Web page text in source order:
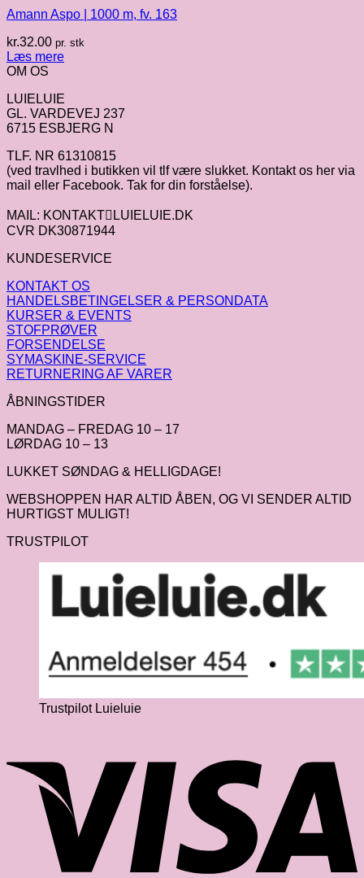
Amann Aspo | 1000 m, fv. 163
kr.32.00 pr. stk
Læs mere
OM OS
LUIELUIE
GL. VARDEVEJ 237
6715 ESBJERG N
TLF. NR 61310815
(ved travlhed i butikken vil tlf være slukket. Kontakt os her via
mail eller Facebook. Tak for din forståelse).
MAIL: KONTAKTLUIELUIE.DK
CVR DK30871944
KUNDESERVICE
KONTAKT OS
HANDELSBETINGELSER & PERSONDATA
KURSER & EVENTS
STOFPRØVER
FORSENDELSE
SYMASKINE-SERVICE
RETURNERING AF VARER
ÅBNINGSTIDER
MANDAG – FREDAG 10 – 17
LØRDAG 10 – 13
LUKKET SØNDAG & HELLIGDAGE!
WEBSHOPPEN HAR ALTID ÅBEN, OG VI SENDER ALTID
HURTIGST MULIGT!
TRUSTPILOT
Trustpilot Luieluie